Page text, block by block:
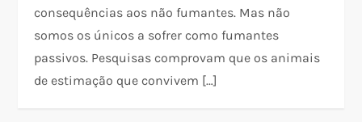
consequências aos não fumantes. Mas não
somos os únicos a sofrer como fumantes
passivos. Pesquisas comprovam que os animais
de estimação que convivem […]